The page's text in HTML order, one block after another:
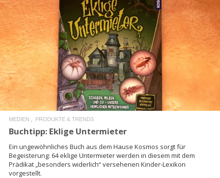
READ MORE
MEDIEN PRODUKTE & TRENDS
Buchtipp: Eklige Untermieter
Ein ungewöhnliches Buch aus dem Hause Kosmos sorgt für
Begeisterung: 64 eklige Untermieter werden in diesem mit dem
Prädikat „besonders widerlich“ versehenen Kinder-Lexikon
vorgestellt.